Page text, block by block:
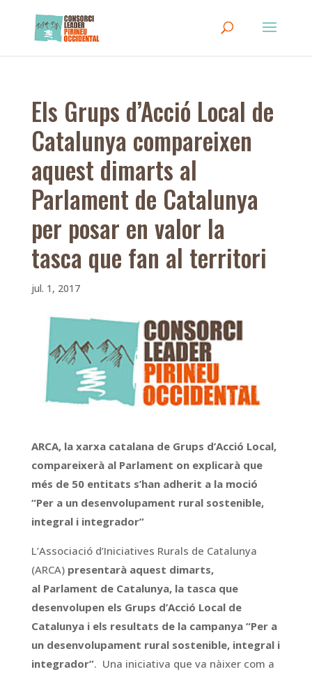
Els Grups d’Acció Local de
Catalunya compareixen
aquest dimarts al
Parlament de Catalunya
per posar en valor la
tasca que fan al territori
jul. 1, 2017
ARCA, la xarxa catalana de Grups d’Acció Local,
compareixerà al Parlament on explicarà que
més de 50 entitats s’han adherit a la moció
“Per a un desenvolupament rural sostenible,
integral i integrador”
L’Associació d’Iniciatives Rurals de Catalunya
(ARCA) presentarà aquest dimarts,
al Parlament de Catalunya, la tasca que
desenvolupen els Grups d’Acció Local de
Catalunya i els resultats de la campanya “Per a
un desenvolupament rural sostenible, integral i
integrador”. Una iniciativa que va nàixer com a